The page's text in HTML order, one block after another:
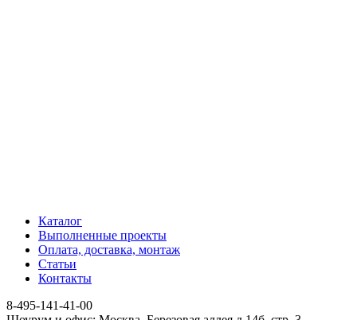
Каталог
Выполненные проекты
Оплата, доставка, монтаж
Статьи
Контакты
8-495-141-41-00